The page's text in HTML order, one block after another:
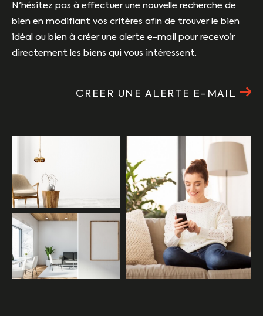
N'hésitez pas à effectuer une nouvelle recherche de
bien en modifiant vos critères afin de trouver le bien
idéal ou bien à créer une alerte e-mail pour recevoir
directement les biens qui vous intéressent.
CREER UNE ALERTE E-MAIL